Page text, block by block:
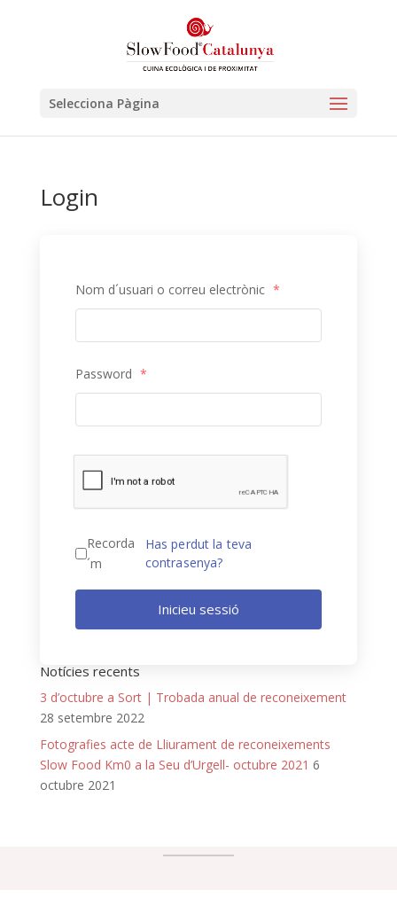
Selecciona Pàgina
Login
Nom d´usuari o correu electrònic *
Password *
Recorda
´m
Has perdut la teva
contrasenya?
Inicieu sessió
Notícies recents
3 d’octubre a Sort | Trobada anual de reconeixement
28 setembre 2022
Fotografies acte de Lliurament de reconeixements
Slow Food Km0 a la Seu d’Urgell- octubre 2021 6
octubre 2021